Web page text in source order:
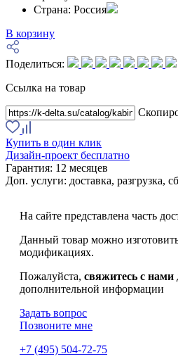
Страна: Россия
В корзину
Поделиться:
Ссылка на товар
Купить в один клик
Дизайн-проект бесплатно
Гарантия: 12 месяцев
Доп. услуги: доставка, разгрузка,
На сайте представлена часть
Данный товар можно
модификациях.
Пожалуйста, свяжитесь с нами
дополнительной информации
Задать вопрос
Позвоните мне
+7 (495) 504-72-75